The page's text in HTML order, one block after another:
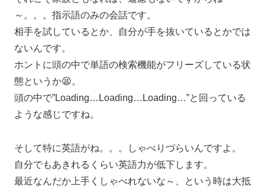
～。。。指示語のみの会話です。
相手を試しているとか、自分が手を抜いているとかでは
ないんです。
ホントに頭の中で単語の検索機能がフリーズしている状
態というか😫。
頭の中で”Loading…Loading…Loading…”と回っている
ような感じですね。
そして特に英語がね。。。しゃべりづらいんですよ。
自分でもあきれるくらい英語力が低下します。
最近なんだか上手くしゃべれないな～、という時は大抵